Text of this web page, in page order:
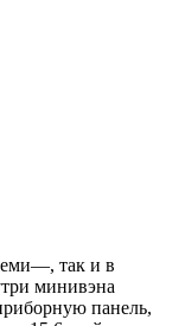
так и в
минивэна
панель,